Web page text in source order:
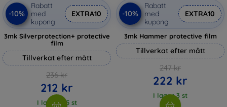
-10%
Rabatt
med
kupong
EXTRA10
3mk Silverprotection+ protective
film
Tillverkat efter mått
236 kr
212 kr
I lager > 5 st
-10%
Rabatt
med
kupong
EXTRA10
3mk Hammer protective film
Tillverkat efter mått
247 kr
222 kr
I lager 3 st